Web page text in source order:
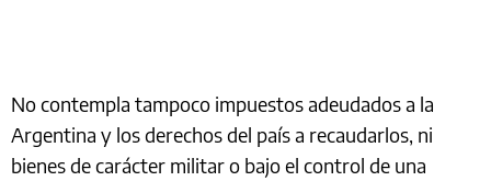
No contempla tampoco impuestos adeudados a la
Argentina y los derechos del país a recaudarlos, ni
bienes de carácter militar o bajo el control de una